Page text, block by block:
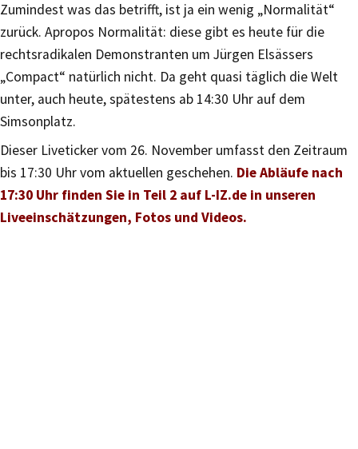
Zumindest was das betrifft, ist ja ein wenig „Normalität“
zurück. Apropos Normalität: diese gibt es heute für die
rechtsradikalen Demonstranten um Jürgen Elsässers
„Compact“ natürlich nicht. Da geht quasi täglich die Welt
unter, auch heute, spätestens ab 14:30 Uhr auf dem
Simsonplatz.
Dieser Liveticker vom 26. November umfasst den Zeitraum
bis 17:30 Uhr vom aktuellen geschehen. Die Abläufe nach
17:30 Uhr finden Sie in Teil 2 auf L-IZ.de in unseren
Liveeinschätzungen, Fotos und Videos.